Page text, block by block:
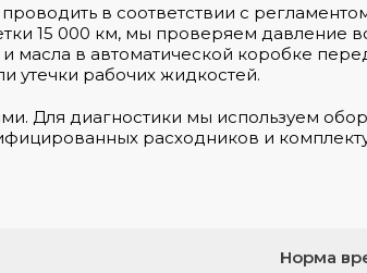
в соответствии с
15 000 км, мы проверяем давление
масла в автоматической коробке
утечки рабочих жидкостей.
Для диагностики мы используем
расходников и
Норма